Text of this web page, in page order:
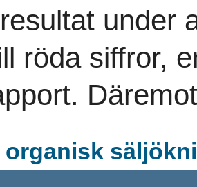
under
röda siffror,